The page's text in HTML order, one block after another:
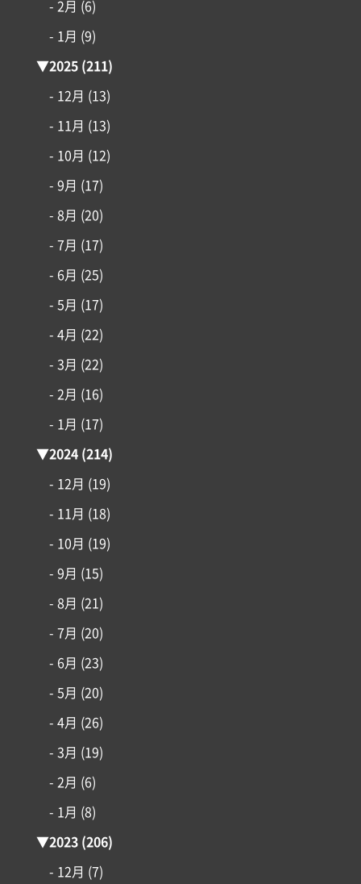
施工事例
アイフルホームについて
リフォーム・リノベーション
土地情報
インフォメーション
- 2月 (6)
- 1月 (9)
▼2025(211)
- 12月 (13)
- 11月 (13)
- 10月 (12)
- 9月 (17)
- 8月 (20)
- 7月 (17)
- 6月 (25)
- 5月 (17)
- 4月 (22)
- 3月 (22)
- 2月 (16)
- 1月 (17)
▼2024(214)
- 12月 (19)
- 11月 (18)
- 10月 (19)
- 9月 (15)
- 8月 (21)
- 7月 (20)
- 6月 (23)
- 5月 (20)
- 4月 (26)
- 3月 (19)
- 2月 (6)
- 1月 (8)
▼2023(206)
- 12月 (7)